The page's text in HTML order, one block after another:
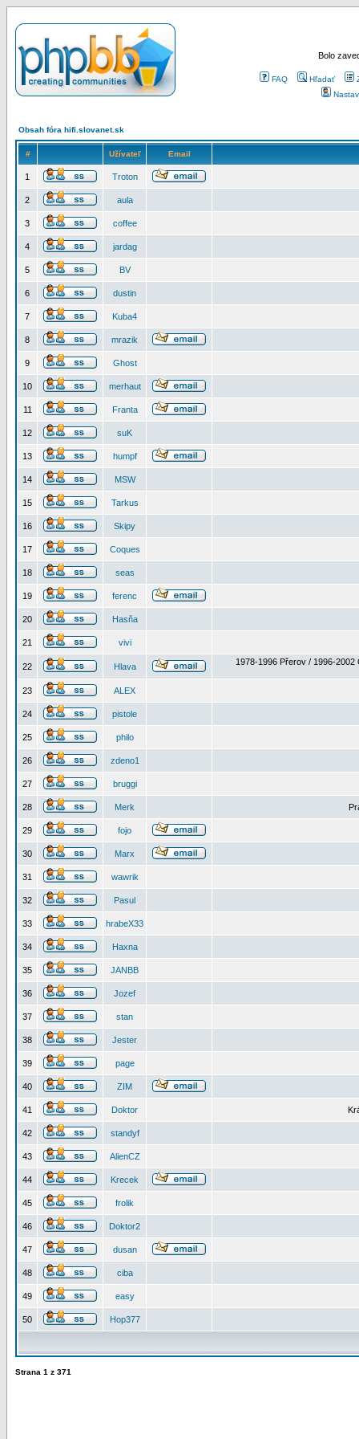
Bolo
FAQ Hľadať
Obsah fóra hifi.slovanet.sk
# Užívateľ Email
1 Troton
2 aula
3 coffee
4 jardag
5 BV
6 dustin
7 Kuba4
8 mrazik
9 Ghost
10 merhaut
11 Franta
12 suK
13 humpf
14 MSW
15 Tarkus
16 Skipy
17 Coques
18 seas
19 ferenc
20 Hasňa
21 vivi
22 Hlava 1978-1996 Přerov / 1996-2002
23 ALEX
24 pistole
25 philo
26 zdeno1
27 bruggi
28 Merk
29 fojo
30 Marx
31 wawrik
32 Pasul
33 hrabeX33
34 Haxna
35 JANBB
36 Jozef
37 stan
38 Jester
39 page
40 ZIM
41 Doktor
42 standyf
43 AlienCZ
44 Krecek
45 frolik
46 Doktor2
47 dusan
48 ciba
49 easy
50 Hop377
Strana 1 z 371